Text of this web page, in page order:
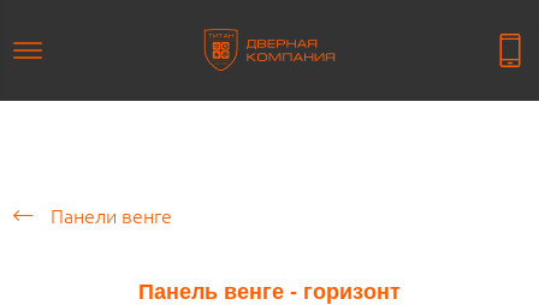
Панели венге
Панель венге - горизонт